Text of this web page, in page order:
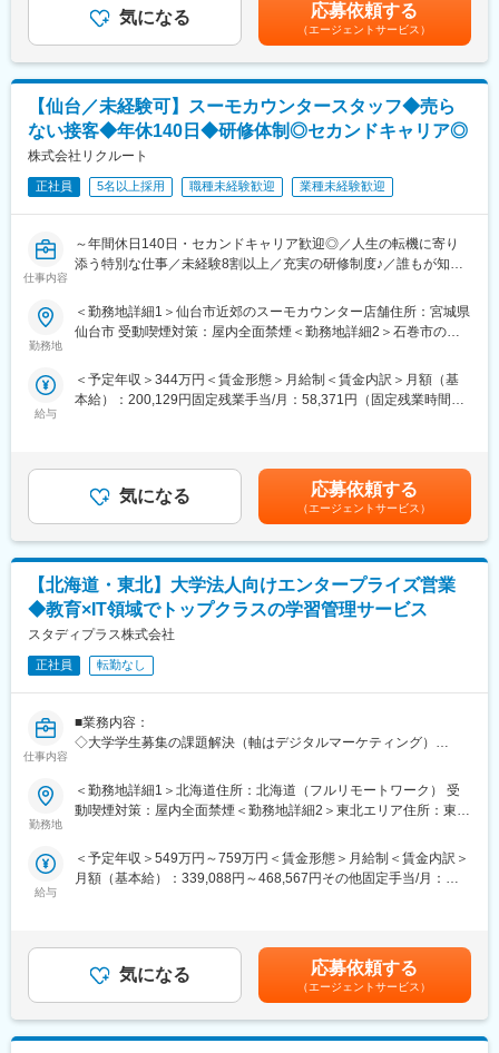
プログラミング言語：HTML/CSS/JavaScript
データ連携・分析：BigQuery、SQL、Tableau / Looker Studio
その他：GitHub / GitLab（バージョン管理）、Jira /
Confluence（タスク・ドキュメント管理）
変更の範囲：無
・開発効率向上やパフォーマンス改善など、必須機能の開発以外
価値最大化に向けて主体的に取り組む
・自動テストや CI/CD、IaC などを前提に信頼性の高いサービス
を構築する
・クラウドネイティブな環境でアプリケーションからインフラま
で一貫して担当する
・セキュリティやプライバシー（個人情報の除去、アクセス制
御）を考慮して設計・実装する
◎プロダクト例 1：データ基盤の開発
・GCP等のクラウドを利用したデータパイプラインの開発・運用
・DWH・API等、利活用しやすい基盤・インターフェースを提供
・dbtなどを用いたデータ品質を担保するための開発・運用
◎プロダクト例 2：データアプリケーション
・ データ利活用を行うために社内で利用するウェブアプリケーシ
◎プロダクト例 3：全社大規模ワークフローエンジン
・全社のデータ基盤を支える大規模な（1 日あたり数万コンテナ
・クラウドの最新技術を取り入れて効率化を実施している
■働き方
・兼業（副業）OK
・リモートワーク制度：働き方の選択肢を増やし生産性を向上さ
せるため、自宅または会社の指定する就業場所など、働く場所を
任意で選択することができます。
変更の範囲：無
くまでも目安の金額であり、選考を通じて上下する可能性があり
ます。月給(月額)は固定手当を含めた表記です。
気になる 応募依頼する
（エージェントサービス）
【仙台／未経験可】スーモカウンタースタッフ◆売ら
ない接客◆年休140日◆研修体制◎セカンドキャリア◎
株式会社リクルート
正社員 5名以上採用 職種未経験歓迎 業種未経験歓迎
仕事内容
～年間休日140日・セカンドキャリア歓迎◎／人生の転機に寄り
添う特別な仕事／未経験8割以上／充実の研修制度♪／誰もが知る
「売上を追う接客ではなく、お客様に寄り添いたい方へ。」
■採用背景
■この仕事の魅力
・「売る接客」ではなく、人生の選択を支える提案
・内勤・反響型（来店対応中心）
・1組あたり約2時間、じっくりお客様と向き合える接客スタイル
・その場限りではなく、検討～決断まで継続的にサポート
・個人ノルマなし／チームで支える接客体制
・満足度97.2％／累計利用者47万件以上の実績あるサービス
■働き方
・年間休日140日＋指定休5日（実質145日）
・時短勤務制度あり（小学校6年生まで利用可）
注文住宅・新築マンションの購入を検討されているお客様に対
し、中立な立場で住宅購入のご相談・整理・ご提案を行う仕事で
整理し、最適な住宅会社との出会いをサポートします。
ご予約の上ご来店されたお客様へのヒアリング
住宅購入の目的・希望条件・ご予算の整理
住宅購入の進め方のご案内
お客様に合ったハウスメーカー・工務店・新築マンション会社の
ご紹介
勤務地
＜勤務地詳細1＞仙台市近郊のスーモカウンター店舗住所：宮城県
仙台市 受動喫煙対策：屋内全面禁煙＜勤務地詳細2＞石巻市のス
＜勤務地詳細3＞名取市内のスーモカウンター住所：宮城県名取市
受動喫煙対策：屋内全面禁煙変更の範囲：会社の定める事業所
給与
＜予定年収＞344万円＜賃金形態＞月給制＜賃金内訳＞月額（基
本給）：200,129円固定残業手当/月：58,371円（固定残業時間35
／入社8年目／月給44万3419円×12か月+賞与463万円／入社5年
目／月給32万7960円×12か月+賞与344万円／入社1年目／月給25
万8500円×12か月+賞与賃金はあくまでも目安の金額であり、選考
を通じて上下する可能性があります。月給(月額)は固定手当を含め
た表記です。
気になる 応募依頼する
（エージェントサービス）
【北海道・東北】大学法人向けエンタープライズ営業
◆教育×IT領域でトップクラスの学習管理サービス
スタディプラス株式会社
正社員 転勤なし
仕事内容
■業務内容：
◇大学学生募集の課題解決（軸はデジタルマーケティング）
・Studyplusの広告商品の提案
・Studyplusデータを活用したLINE、Google、Insta等の運用型広
制作の提案
・マーケティングオートメーションサービスの提案
◇主に既存顧客への深耕型の営業
＜具体的には＞
・担当のクライアント数は約20大学
・新規/既存の割合：入社時5：5／2年後3：7／3年後2：8
・新規開拓よりも、既存顧客の取引金額を大きくしていく深耕型
勤務地
＜勤務地詳細1＞北海道住所：北海道（フルリモートワーク） 受
動喫煙対策：屋内全面禁煙＜勤務地詳細2＞東北エリア住所：東北
給与
＜予定年収＞549万円～759万円＜賃金形態＞月給制＜賃金内訳＞
月額（基本給）：339,088円～468,567円その他固定手当/月：
無＞有＜残業手当＞有＜給与補足＞※経験、能力を考慮の上、詳細
は面談に決定致します。■昇給査定：年2回（4月、10月）■その他
固定手当：15時間分の深夜残業手当として支給。※超過分は追加
支給。賃金はあくまでも目安の金額であり、選考を通じて上下す
る可能性があります。月給(月額)は固定手当を含めた表記です。
気になる 応募依頼する
（エージェントサービス）